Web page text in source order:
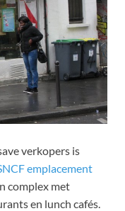
verkopers is
emplacement
complex met
en lunch cafés.